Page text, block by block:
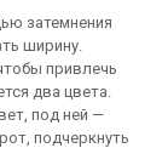
затемнения
ширину.
привлечь
два цвета.
под ней —
подчеркнуть